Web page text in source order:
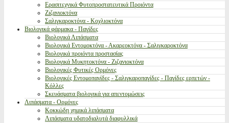
Ερασιτεχνικά Φυτοπροστατευτικά Προιόντα
Ζιζανιοκτόνα
Σαλιγκαροκτόνα - Κοχλιοκτόνα
Βιολογικά φάρμακα - Παγίδες
Βιολογικά Λιπάσματα
Βιολογικά Εντομοκτόνα - Ακαρεοκτόνα - Σαλιγκαροκτόνα
Βιολογικά προιόντα προστασίας
Βιολογικά Μυκητοκτόνα - Ζιζανιοκτόνα
Βιολογικές Φυτικές Ορμόνες
Βιολογικές Εντομοπαγίδες - Σαλιγκαροπαγίδες - Παγίδες ερπετών -
Κόλλες
Σκευάσματα βιολογικά για απεντομώσεις
Λιπάσματα - Ορμόνες
Κοκκώδη χημικά λιπάσματα
Λιπάσματα υδατοδιαλυτά διαφυλλικά